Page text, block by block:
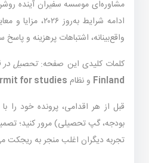
مشاوره‌ای موسسه سفیران آینده
ادامه شرایط به‌روز
واقع‌بینانه، اشتباهات پرهزینه و
کلمات کلیدی این صفحه:تحصیل در
Finland و نظام for studies
قبل از هر اقدامی، پرونده خود را
بودجه، گپ تحصیلی) مرور کنید؛
تجربه دیگران اغلب منجر به ریجکت